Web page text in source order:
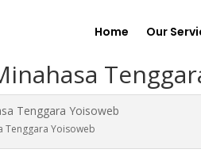
Home Our
Tenggara Yoisoweb